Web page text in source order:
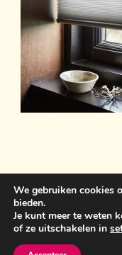
Sint Anthonisweg
door
WP Delicious
We gebruiken cookies
bieden.
Je kunt meer te weten
of ze uitschakelen in